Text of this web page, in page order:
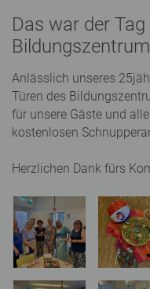
Das war der
Anlässlich unseres
Türen des
für unsere Gäste und
kostenlosen
Herzlichen Dank fürs